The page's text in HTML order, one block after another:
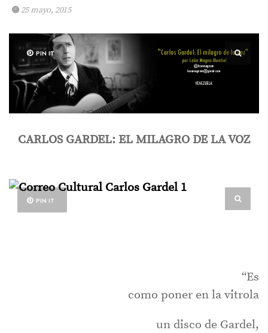
25 mayo, 2015
PIN IT
CARLOS GARDEL: EL MILAGRO DE LA VOZ
PIN IT
“Es
como poner en la vitrola
un disco de Gardel,